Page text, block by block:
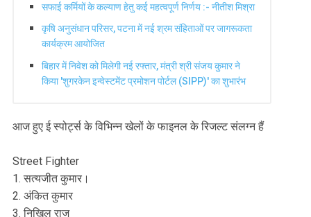
सफाई कर्मियों के कल्याण हेतु कई महत्वपूर्ण निर्णय :- नीतीश मिश्रा
कृषि अनुसंधान परिसर, पटना में नई श्रम संहिताओं पर जागरूकता
कार्यक्रम आयोजित
बिहार में निवेश को मिलेगी नई रफ्तार, मंत्री श्री संजय कुमार ने
किया 'शुगरकेन इन्वेस्टमेंट प्रमोशन पोर्टल (SIPP)' का शुभारंभ
आज हुए ई स्पोर्ट्स के विभिन्न खेलों के फाइनल के रिजल्ट संलग्न हैं
Street Fighter
1. सत्यजीत कुमार।
2. अंकित कुमार
3. निखिल राज